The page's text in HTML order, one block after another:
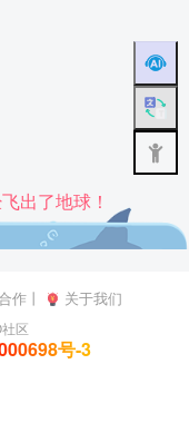
出了地球！
作丨 关于我们
区
号-3